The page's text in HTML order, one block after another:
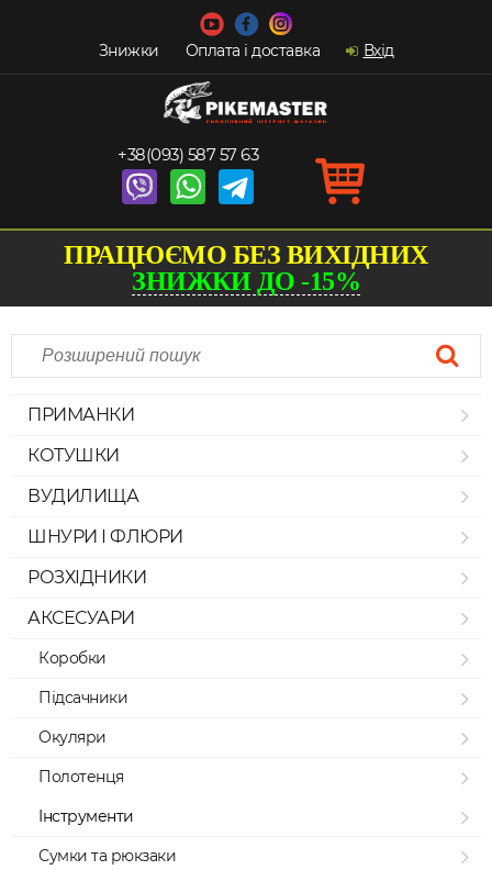
Знижки Оплата і доставка Вхід
+38(093) 587 57 63
ПРАЦЮЄМО БЕЗ ВИХІДНИХ
ЗНИЖКИ ДО -15%
ПРИМАНКИ
КОТУШКИ
ВУДИЛИЩА
ШНУРИ І ФЛЮРИ
РОЗХІДНИКИ
АКСЕСУАРИ
Коробки
Підсачники
Окуляри
Полотенця
Інструменти
Сумки та рюкзаки